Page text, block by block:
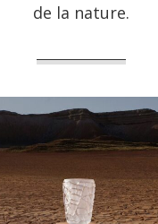
de la nature.